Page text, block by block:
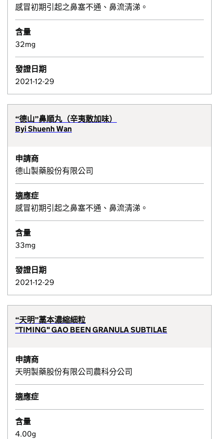
感冒初期引起之鼻塞不通、鼻流清涕。
含量
32mg
發證日期
2021-12-29
“德山”鼻順丸（辛夷散加味）
Byi Shuenh Wan
申請商
德山製藥股份有限公司
適應症
感冒初期引起之鼻塞不通、鼻流清涕。
含量
33mg
發證日期
2021-12-29
“天明”藁本濃縮細粒
"TIMING" GAO BEEN GRANULA SUBTILAE
申請商
天明製藥股份有限公司農科分公司
適應症
含量
4.00g